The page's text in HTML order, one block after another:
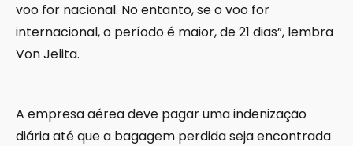
voo for nacional. No entanto, se o voo for
internacional, o período é maior, de 21 dias”, lembra
Von Jelita.
A empresa aérea deve pagar uma indenização
diária até que a bagagem perdida seja encontrada